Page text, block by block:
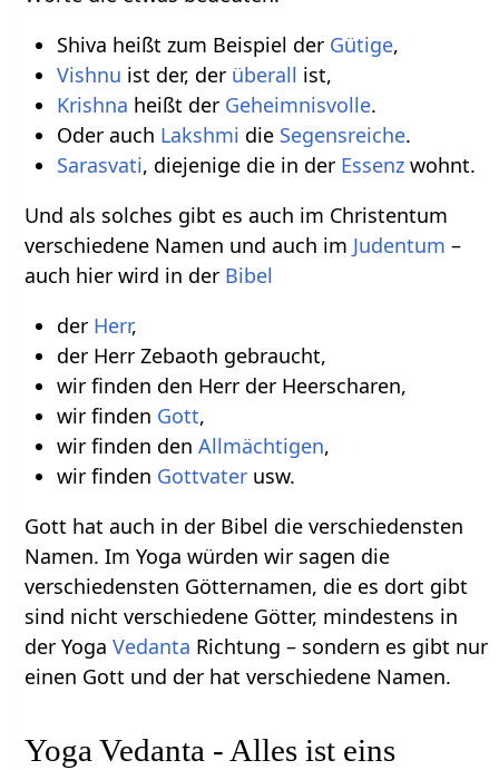
Shiva heißt zum Beispiel der Gütige,
Vishnu ist der, der überall ist,
Krishna heißt der Geheimnisvolle.
Oder auch Lakshmi die Segensreiche.
Sarasvati, diejenige die in der Essenzwohnt.
Und als solches gibt es auch im Christentum
verschiedene Namen und auch im Judentum –
auch hier wird in der Bibel
der Herr,
der Herr Zebaoth gebraucht,
wir finden den Herr der Heerscharen,
wir finden Gott,
wir finden den Allmächtigen,
wir finden Gottvaterusw.
Gott hat auch in der Bibel die verschiedensten
Namen. Im Yoga würden wir sagen die
verschiedensten Götternamen, die es dort gibt
sind nicht verschiedene Götter, mindestens in
der YogaVedanta Richtung – sondern es gibt nur
einen Gott und der hat verschiedene Namen.
Yoga Vedanta - Alles ist eins